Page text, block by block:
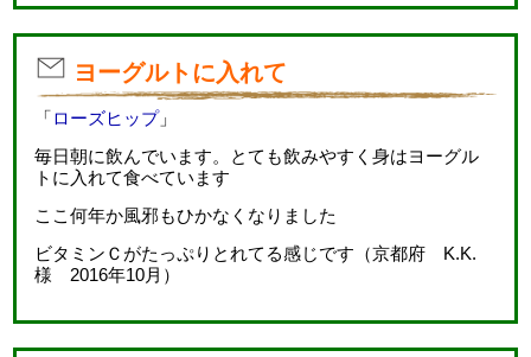
ヨーグルトに入れて
「ローズヒップ」
毎日朝に飲んでいます。とても飲みやすく身はヨーグル
トに入れて食べています
ここ何年か風邪もひかなくなりました
ビタミンＣがたっぷりとれてる感じです（京都府 K.K.
様 2016年10月）